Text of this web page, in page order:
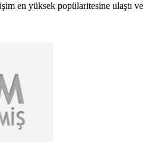
en yüksek popülaritesine ulaştı ve